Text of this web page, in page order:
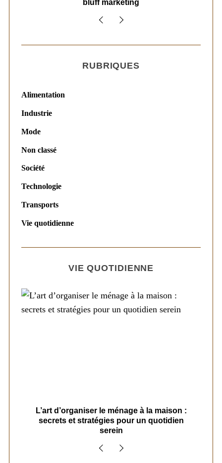
bluff marketing
RUBRIQUES
Alimentation
Industrie
Mode
Non classé
Société
Technologie
Transports
Vie quotidienne
VIE QUOTIDIENNE
L’art d’organiser le ménage à la maison :
secrets et stratégies pour un quotidien
serein